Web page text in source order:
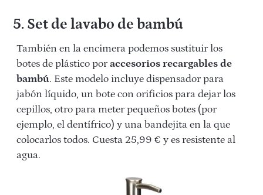
5. Set de lavabo de bambú
También en la encimera podemos sustituir los
botes de plástico poraccesorios recargables de
bambú. Este modelo incluye dispensador para
jabón líquido, un bote con orificios para dejar los
cepillos, otro para meter pequeños botes (por
ejemplo, el dentífrico) y una bandejita en la que
colocarlos todos. Cuesta 25,99 € y es resistente al
agua.